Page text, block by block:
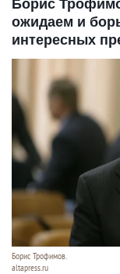
Борис
ожидаем и
интересных
Борис Трофимов.
altapress.ru